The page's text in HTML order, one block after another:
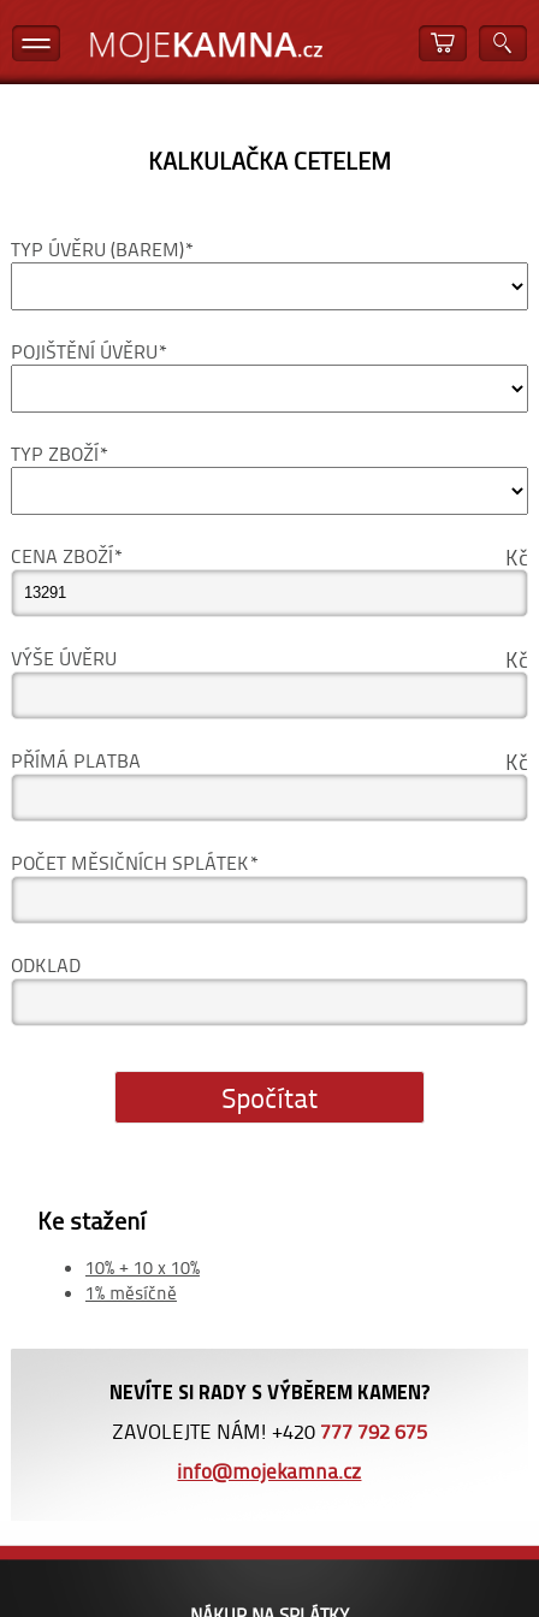
KALKULAČKA CETELEM
TYP ÚVĚRU (BAREM)*
POJIŠTĚNÍ ÚVĚRU*
TYP ZBOŽÍ*
CENA ZBOŽÍ* Kč
VÝŠE ÚVĚRU Kč
PŘÍMÁ PLATBA Kč
POČET MĚSIČNÍCH SPLÁTEK*
ODKLAD
Ke stažení
10% + 10 x 10%
1% měsíčně
NEVÍTE SI RADY S VÝBĚREM KAMEN?
ZAVOLEJTE NÁM! +420 777 792 675
info@mojekamna.cz